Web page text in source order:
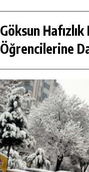
Göksun Hafızlık
Öğrencilerine